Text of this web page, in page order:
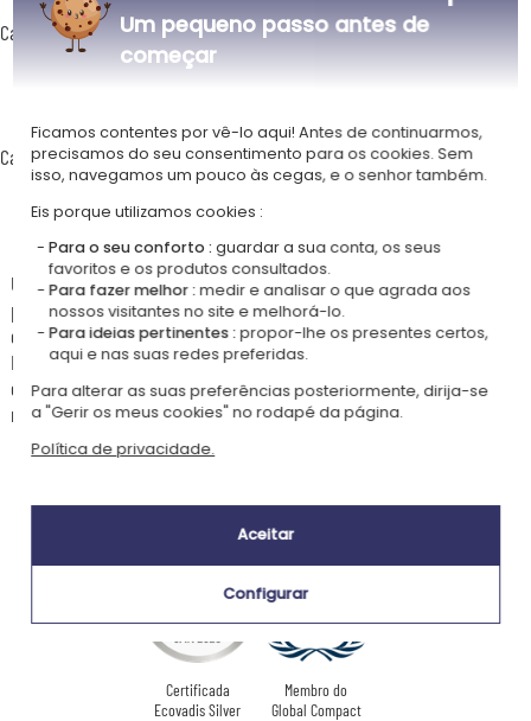
Características dopequeno formato:
Dimensões: 9 x 12.2 x 2.5 cm
Características dogrande formato:
Dimensões: 17 x 21.5 x 2.5 cm
Modos luminosos: branco e branco quente.
Certificada
Ecovadis Silver
Membro do
Global Compact
Um presente de fim de ano letivo apropriado para agradecer o
professor ou a professora do seu filho: um livro, mas não é um
qualquer livro, pois serve de lâmpada.
Escolha o seu formato e preencha o texto de personalização da capa
em madeira. Ele será gravado a laser dentro de um bonito padrão
representando as pequenas mãos dos alunos.
Um pequeno passo antes de
começar
Ficamos contentes por vê-lo aqui! Antes de continuarmos,
precisamos do seu consentimento para os cookies. Sem
isso, navegamos um pouco às cegas, e o senhor também.
Eis porque utilizamos cookies :
Para o seu conforto : guardar a sua conta, os seus
favoritos e os produtos consultados.
Para fazer melhor :medir e analisar o que agrada aos
nossos visitantes no site e melhorá-lo.
Para ideias pertinentes :propor-lhe os presentes certos,
aqui e nas suas redes preferidas.
Para alterar as suas preferências posteriormente, dirija-se
a "Gerir os meus cookies" no rodapé da página.
Política de privacidade.
Aceitar
Configurar